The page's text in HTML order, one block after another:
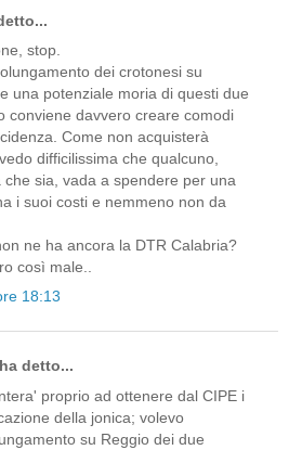
stop.
dei crotonesi su
una potenziale moria di questi due
conviene davvero creare comodi
Come non acquisterà
difficilissima che qualcuno,
che sia, vada a spendere per una
i suoi costi e nemmeno non da
ne ha ancora la DTR Calabria?
così male..
18:13
detto...
proprio ad ottenere dal CIPE i
della jonica; volevo
su Reggio dei due